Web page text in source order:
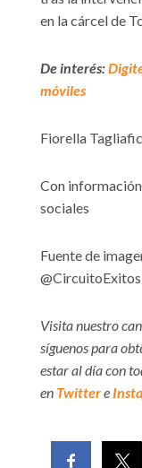
en la cárcel de
De interés:
móviles
Fiorella
Con
sociales
Fuente de
@CircuitoExitos
Visita nuestro
síguenos para
estar al día con
en Twittere